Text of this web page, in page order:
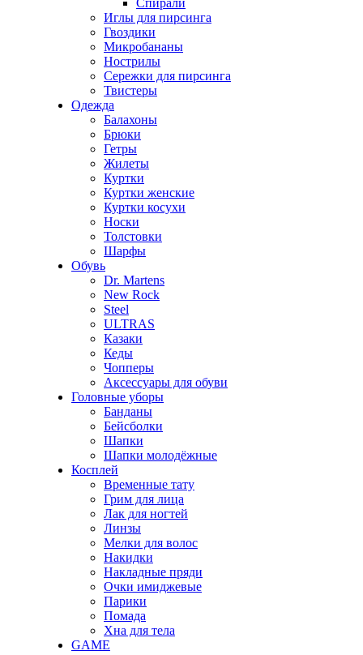
Иглы для пирсинга
Гвоздики
Микробананы
Нострилы
Сережки для пирсинга
Твистеры
Одежда
Балахоны
Брюки
Гетры
Жилеты
Куртки
Куртки женские
Куртки косухи
Носки
Толстовки
Шарфы
Обувь
Dr. Martens
New Rock
Steel
ULTRAS
Казаки
Кеды
Чопперы
Аксессуары для обуви
Головные уборы
Банданы
Бейсболки
Шапки
Шапки молодёжные
Косплей
Временные тату
Грим для лица
Лак для ногтей
Линзы
Мелки для волос
Накидки
Накладные пряди
Очки имиджевые
Парики
Помада
Хна для тела
GAME